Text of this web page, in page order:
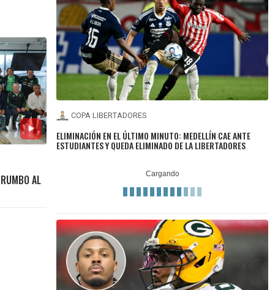
AL
COPA LIBERTADORES
ELIMINACIÓN EN EL ÚLTIMO MINUTO: MEDELLÍN CAE ANTE
ESTUDIANTES Y QUEDA ELIMINADO DE LA LIBERTADORES